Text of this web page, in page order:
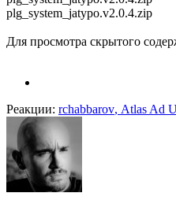
plg_system_jatypo.v2.0.4.zip
Для просмотра скрытого
Реакции: rchabbarov, Atlas Ad